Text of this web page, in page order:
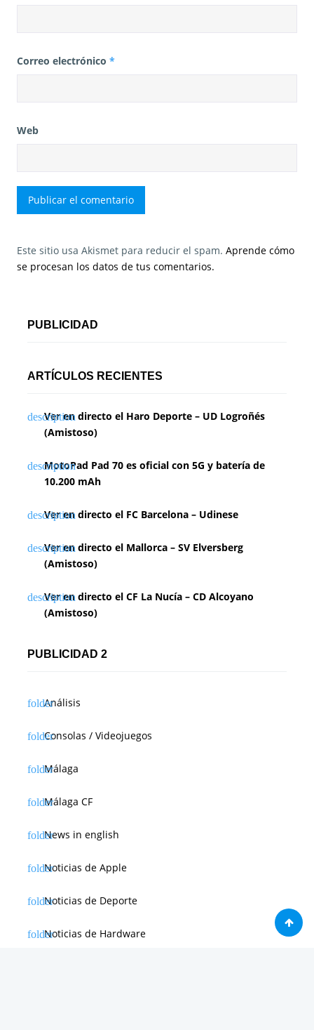
Correo electrónico *
Web
Este sitio usa Akismet para reducir el spam. Aprende cómo
se procesan los datos de tus comentarios.
PUBLICIDAD
ARTÍCULOS RECIENTES
Ver en directo el Haro Deporte – UD Logroñés
(Amistoso)
MotoPad Pad 70 es oficial con 5G y batería de
10.200 mAh
Ver en directo el FC Barcelona – Udinese
Ver en directo el Mallorca – SV Elversberg
(Amistoso)
Ver en directo el CF La Nucía – CD Alcoyano
(Amistoso)
PUBLICIDAD 2
Análisis
Consolas / Videojuegos
Málaga
Málaga CF
News in english
Noticias de Apple
Noticias de Deporte
Noticias de Hardware